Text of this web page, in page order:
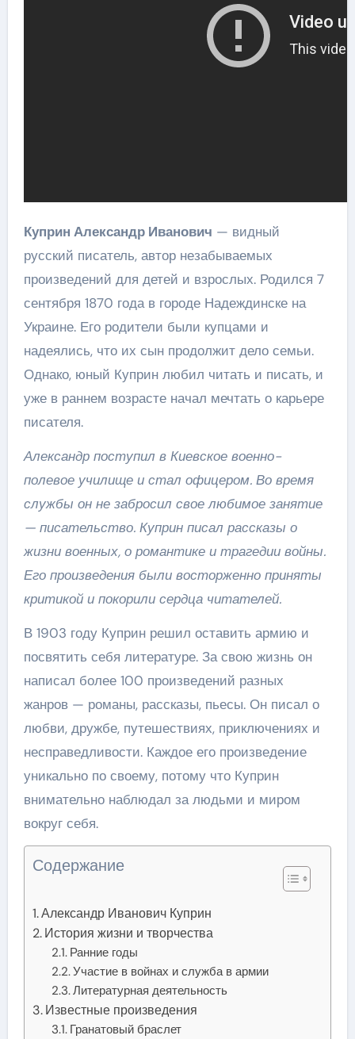
Куприн Александр Иванович — видный
русский писатель, автор незабываемых
произведений для детей и взрослых. Родился 7
сентября 1870 года в городе Надеждинске на
Украине. Его родители были купцами и
надеялись, что их сын продолжит дело семьи.
Однако, юный Куприн любил читать и писать, и
уже в раннем возрасте начал мечтать о карьере
писателя.
Александр поступил в Киевское военно-
полевое училище и стал офицером. Во время
службы он не забросил свое любимое занятие
— писательство. Куприн писал рассказы о
жизни военных, о романтике и трагедии войны.
Его произведения были восторженно приняты
критикой и покорили сердца читателей.
В 1903 году Куприн решил оставить армию и
посвятить себя литературе. За свою жизнь он
написал более 100 произведений разных
жанров — романы, рассказы, пьесы. Он писал о
любви, дружбе, путешествиях, приключениях и
несправедливости. Каждое его произведение
уникально по своему, потому что Куприн
внимательно наблюдал за людьми и миром
вокруг себя.
Содержание
Александр Иванович Куприн
История жизни и творчества
Ранние годы
Участие в войнах и служба в армии
Литературная деятельность
Известные произведения
Гранатовый браслет